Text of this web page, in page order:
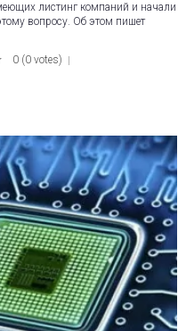
листинг компаний и начали
вопросу. Об этом пишет
0 (0 votes)